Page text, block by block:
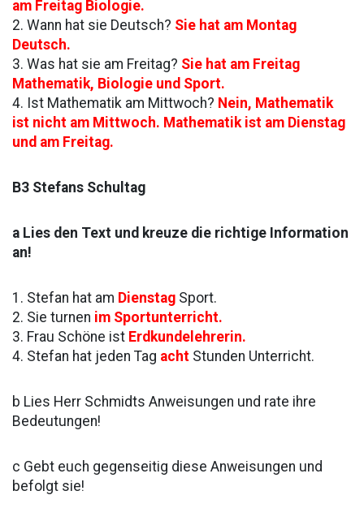
am Freitag Biologie.
2. Wann hat sie Deutsch? Sie hat am Montag
Deutsch.
3. Was hat sie am Freitag? Sie hat am Freitag
Mathematik, Biologie und Sport.
4. Ist Mathematik am Mittwoch? Nein, Mathematik
ist nicht am Mittwoch. Mathematik ist am Dienstag
und am Freitag.
B3 Stefans Schultag
a Lies den Text und kreuze die richtige Information
an!
1. Stefan hat am Dienstag Sport.
2. Sie turnen im Sportunterricht.
3. Frau Schöne ist Erdkundelehrerin.
4. Stefan hat jeden Tag acht Stunden Unterricht.
b Lies Herr Schmidts Anweisungen und rate ihre
Bedeutungen!
c Gebt euch gegenseitig diese Anweisungen und
befolgt sie!